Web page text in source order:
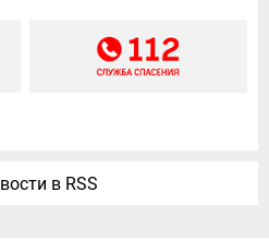
в RSS